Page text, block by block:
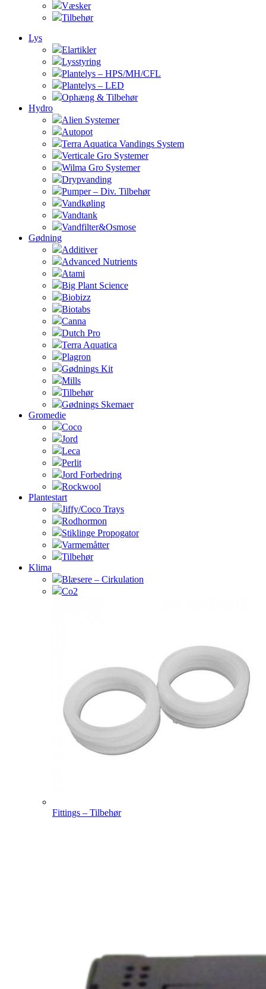
Væsker
Tilbehør
Lys
Elartikler
Lysstyring
Plantelys – HPS/MH/CFL
Plantelys – LED
Ophæng & Tilbehør
Hydro
Alien Systemer
Autopot
Terra Aquatica Vandings System
Verticale Gro Systemer
Wilma Gro Systemer
Drypvanding
Pumper – Div. Tilbehør
Vandkøling
Vandtank
Vandfilter&Osmose
Gødning
Additiver
Advanced Nutrients
Atami
Big Plant Science
Biobizz
Biotabs
Canna
Dutch Pro
Terra Aquatica
Plagron
Gødnings Kit
Mills
Tilbehør
Gødnings Skemaer
Gromedie
Coco
Jord
Leca
Perlit
Jord Forbedring
Rockwool
Plantestart
Jiffy/Coco Trays
Rodhormon
Stiklinge Propogator
Varmemåtter
Tilbehør
Klima
Blæsere – Cirkulation
Co2
Fittings – Tilbehør